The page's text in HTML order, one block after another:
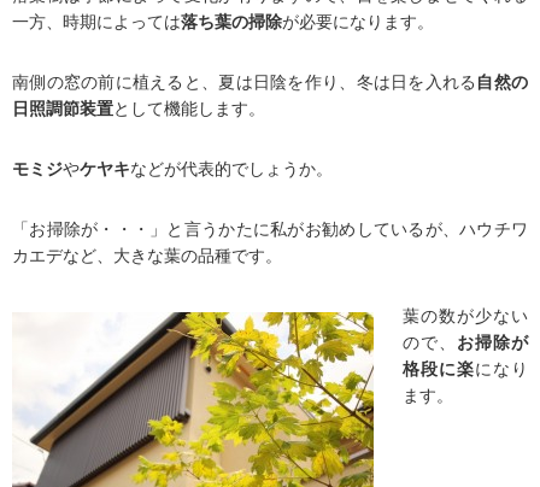
一方、時期によっては落ち葉の掃除が必要になります。
南側の窓の前に植えると、夏は日陰を作り、冬は日を入れる 自然の
日照調節装置として機能します。
モミジやケヤキなどが代表的でしょうか。
「お掃除が・・・」と言うかたに私がお勧めしているが、ハウチワ
カエデなど、大きな葉の品種です。
葉の数が少ない
ので、 お掃除が
格段に楽になり
ます。